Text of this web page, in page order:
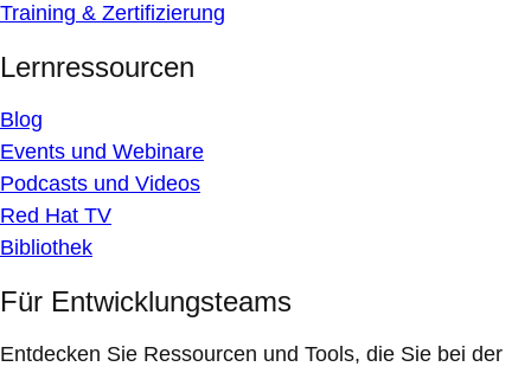
Training & Zertifizierung
Lernressourcen
Blog
Events und Webinare
Podcasts und Videos
Red Hat TV
Bibliothek
Für Entwicklungsteams
Entdecken Sie Ressourcen und Tools, die Sie bei der